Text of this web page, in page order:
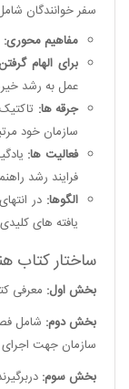
سفر خوانندگان
مفاهیم محوری:
برای الهام
عمل به رشد
جرقه ها:
سازمان خود
فعالیت ها:
فرایند رشد
الگوها: در
یافته های
ساختار کتاب
بخش اول: معرفی
بخش دوم: شامل
سازمان جهت
بخش سوم: